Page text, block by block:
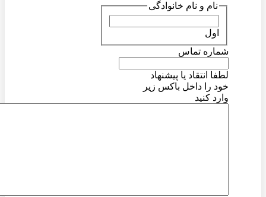
نام و نام خانوادگی
شماره تماس
لطفا انتقاد یا پیشنهاد
خود را داخل باکس زیر
وارد کنید